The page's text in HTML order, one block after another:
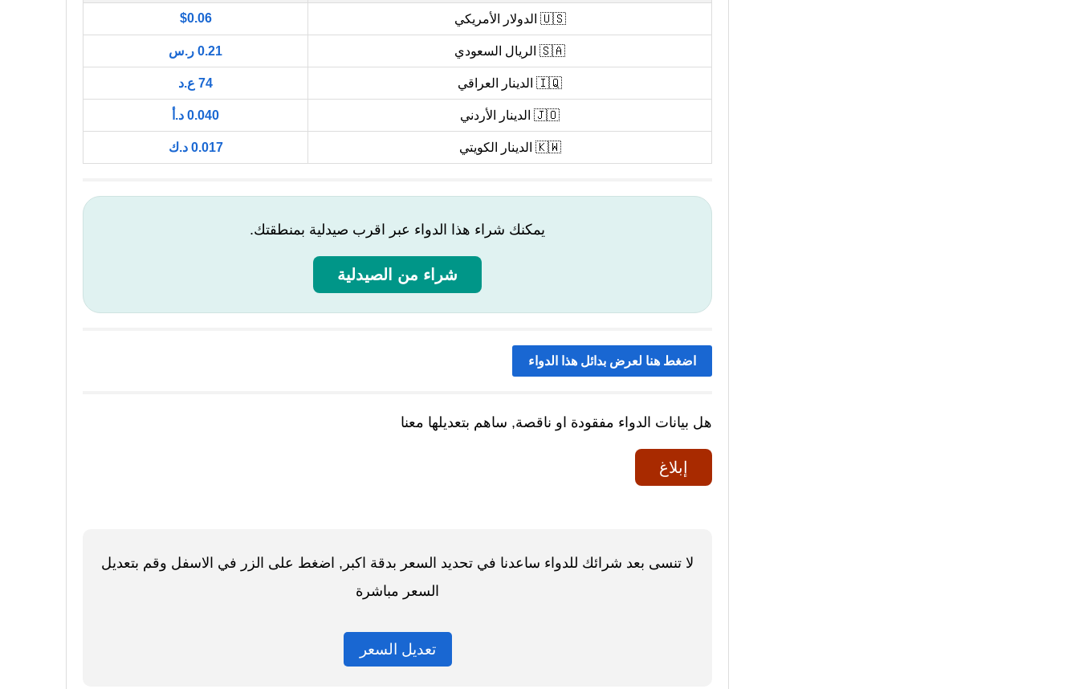
🇺🇸 الدولار الأمريكي $0.06
🇸🇦 الريال السعودي 0.21 ر.س
🇮🇶 الدينار العراقي 74 ع.د
🇯🇴 الدينار الأردني 0.040 د.أ
🇰🇼 الدينار الكويتي 0.017 د.ك
يمكنك شراء هذا الدواء عبر اقرب صيدلية بمنطقتك.
شراء من الصيدلية
اضغط هنا لعرض بدائل هذا الدواء
هل بيانات الدواء مفقودة او ناقصة, ساهم بتعديلها معنا
إبلاغ
لا تنسى بعد شرائك للدواء ساعدنا في تحديد السعر بدقة اكبر, اضغط على الزر في الاسفل وقم بتعديل
السعر مباشرة
تعديل السعر